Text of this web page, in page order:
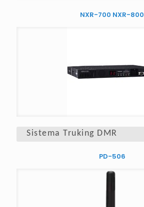
NXR-700 NXR-800
Sistema Truking DMR
PD-506